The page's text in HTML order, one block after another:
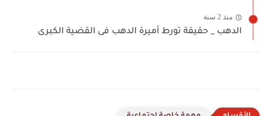
منذ 2 سنة
الدهب _ حقيقة تورط أميرة الدهب فى القضية الكبرى